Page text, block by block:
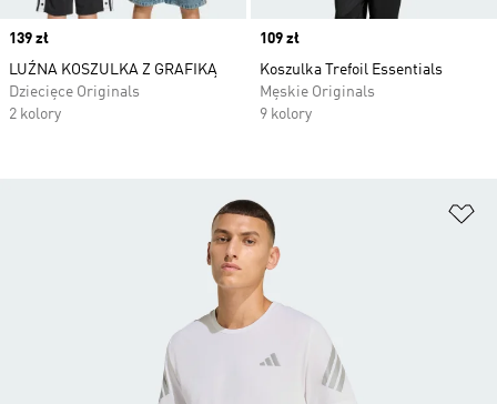
Price
139 zł
LUŹNA KOSZULKA Z GRAFIKĄ
Dziecięce Originals
2 kolory
Price
109 zł
Koszulka Trefoil Essentials
Męskie Originals
9 kolory